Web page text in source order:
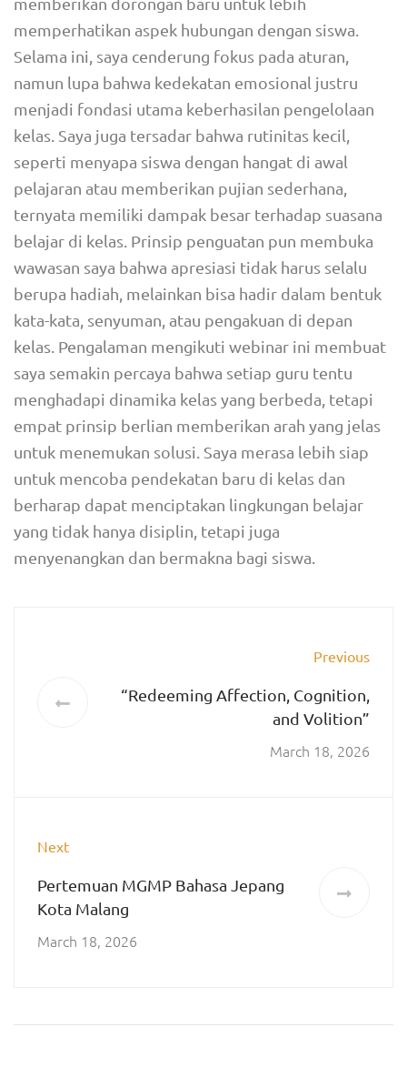
memperhatikan aspek hubungan dengan siswa.
Selama ini, saya cenderung fokus pada aturan,
namun lupa bahwa kedekatan emosional justru
menjadi fondasi utama keberhasilan pengelolaan
kelas. Saya juga tersadar bahwa rutinitas kecil,
seperti menyapa siswa dengan hangat di awal
pelajaran atau memberikan pujian sederhana,
ternyata memiliki dampak besar terhadap suasana
belajar di kelas. Prinsip penguatan pun membuka
wawasan saya bahwa apresiasi tidak harus selalu
berupa hadiah, melainkan bisa hadir dalam bentuk
kata-kata, senyuman, atau pengakuan di depan
kelas. Pengalaman mengikuti webinar ini membuat
saya semakin percaya bahwa setiap guru tentu
menghadapi dinamika kelas yang berbeda, tetapi
empat prinsip berlian memberikan arah yang jelas
untuk menemukan solusi. Saya merasa lebih siap
untuk mencoba pendekatan baru di kelas dan
berharap dapat menciptakan lingkungan belajar
yang tidak hanya disiplin, tetapi juga
menyenangkan dan bermakna bagi siswa.
Previous
“Redeeming Affection, Cognition,
and Volition”
March 18, 2026
Next
Pertemuan MGMP Bahasa Jepang
Kota Malang
March 18, 2026